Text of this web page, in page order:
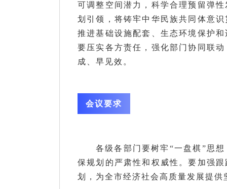
可调整空间潜力，科学合理预留弹
划引领，将铸牢中华民族共同体意
推进基础设施配套、生态环境保护
要压实各方责任，强化部门协同联
成、早见效。
会议要求
各级各部门要树牢“一盘棋”思
保规划的严肃性和权威性。要加强
划，为全市经济社会高质量发展提